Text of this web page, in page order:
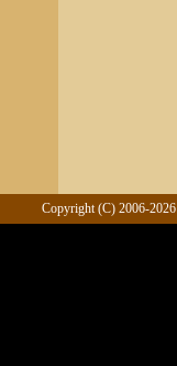
Copyright (C) 2006-